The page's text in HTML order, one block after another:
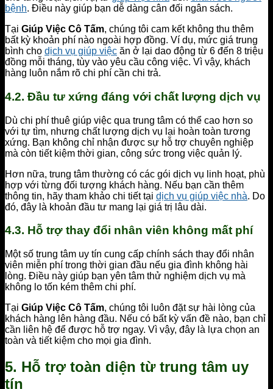
bệnh. Điều này giúp bạn dễ dàng cân đối ngân sách.
Tại Giúp Việc Cô Tấm, chúng tôi cam kết không thu thêm
bất kỳ khoản phí nào ngoài hợp đồng. Ví dụ, mức giá trung
bình cho dịch vụ giúp việc ăn ở lại dao động từ 6 đến 8 triệu
đồng mỗi tháng, tùy vào yêu cầu công việc. Vì vậy, khách
hàng luôn nắm rõ chi phí cần chi trả.
4.2. Đầu tư xứng đáng với chất lượng dịch vụ
Dù chi phí thuê giúp việc qua trung tâm có thể cao hơn so
với tự tìm, nhưng chất lượng dịch vụ lại hoàn toàn tương
xứng. Bạn không chỉ nhận được sự hỗ trợ chuyên nghiệp
mà còn tiết kiệm thời gian, công sức trong việc quản lý.
Hơn nữa, trung tâm thường có các gói dịch vụ linh hoạt, phù
hợp với từng đối tượng khách hàng. Nếu bạn cần thêm
thông tin, hãy tham khảo chi tiết tại dịch vụ giúp việc nhà. Do
đó, đây là khoản đầu tư mang lại giá trị lâu dài.
4.3. Hỗ trợ thay đổi nhân viên không mất phí
Một số trung tâm uy tín cung cấp chính sách thay đổi nhân
viên miễn phí trong thời gian đầu nếu gia đình không hài
lòng. Điều này giúp bạn yên tâm thử nghiệm dịch vụ mà
không lo tốn kém thêm chi phí.
Tại Giúp Việc Cô Tấm, chúng tôi luôn đặt sự hài lòng của
khách hàng lên hàng đầu. Nếu có bất kỳ vấn đề nào, bạn chỉ
cần liên hệ để được hỗ trợ ngay. Vì vậy, đây là lựa chọn an
toàn và tiết kiệm cho mọi gia đình.
5. Hỗ trợ toàn diện từ trung tâm uy
tín